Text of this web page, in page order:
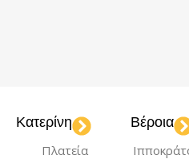
Κατερίνη
Πλατεία
Βέροια